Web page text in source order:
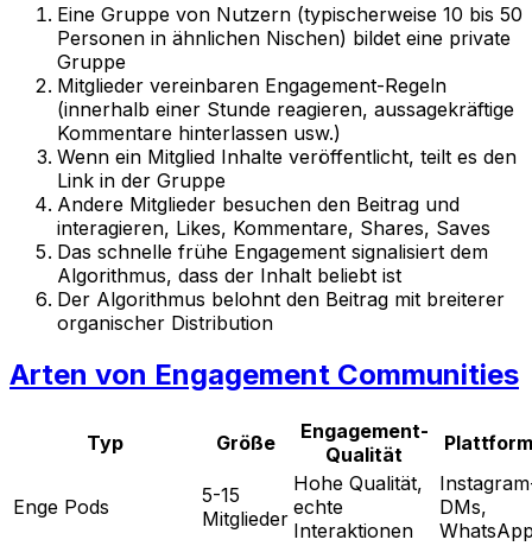
Eine Gruppe von Nutzern (typischerweise 10 bis 50
Personen in ähnlichen Nischen) bildet eine private
Gruppe
Mitglieder vereinbaren Engagement-Regeln
(innerhalb einer Stunde reagieren, aussagekräftige
Kommentare hinterlassen usw.)
Wenn ein Mitglied Inhalte veröffentlicht, teilt es den
Link in der Gruppe
Andere Mitglieder besuchen den Beitrag und
interagieren, Likes, Kommentare, Shares, Saves
Das schnelle frühe Engagement signalisiert dem
Algorithmus, dass der Inhalt beliebt ist
Der Algorithmus belohnt den Beitrag mit breiterer
organischer Distribution
Arten von Engagement Communities
Typ Größe
Engagement-
Qualität
Plattform
Enge Pods
5-15
Mitglieder
Hohe Qualität,
echte
Interaktionen
DMs,